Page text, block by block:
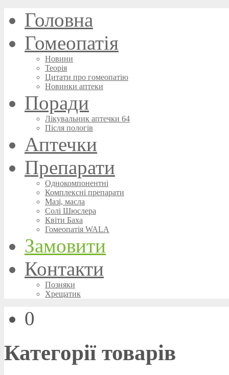
Головна
Гомеопатія
Новини
Теорія
Цитати про гомеопатію
Новинки аптеки
Поради
Лікувальник аптечки 64
Після пологів
Аптечки
Препарати
Однокомпонентні
Комплексні препарати
Мазі, масла
Солі Шюслера
Квіти Баха
Гомеопатія WALA
Замовити
Контакти
Позняки
Хрещатик
0
Категорії товарів